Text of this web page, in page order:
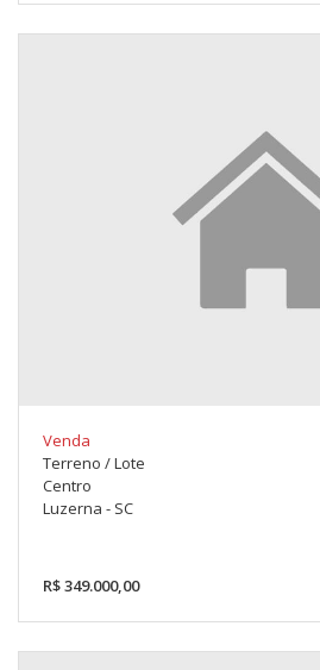
Venda
Terreno / Lote
Centro
Luzerna - SC
R$ 349.000,00